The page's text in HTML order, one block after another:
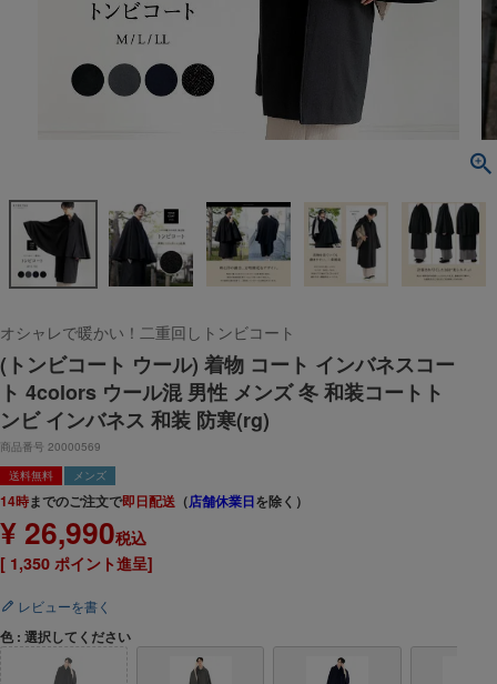
オシャレで暖かい！二重回しトンビコート
(トンビコート ウール) 着物 コート インバネスコー
ト 4colors ウール混 男性 メンズ 冬 和装コートト
ンビ インバネス 和装 防寒(rg)
商品番号 20000569
送料無料
メンズ
14時までのご注文で即日配送 （店舗休業日を除く）
¥ 26,990税込
[ 1,350 ポイント進呈]
レビューを書く
色 選択してください